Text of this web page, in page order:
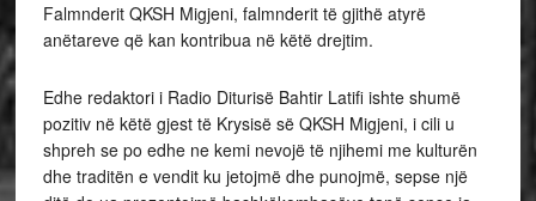
Falmnderit QKSH Migjeni, falmnderit të gjithë atyrë
anëtareve që kan kontribua në këtë drejtim.
Edhe redaktori i Radio Diturisë Bahtir Latifi ishte shumë
pozitiv në këtë gjest të Krysisë së QKSH Migjeni, i cili u
shpreh se po edhe ne kemi nevojë të njihemi me kulturën
dhe traditën e vendit ku jetojmë dhe punojmë, sepse një